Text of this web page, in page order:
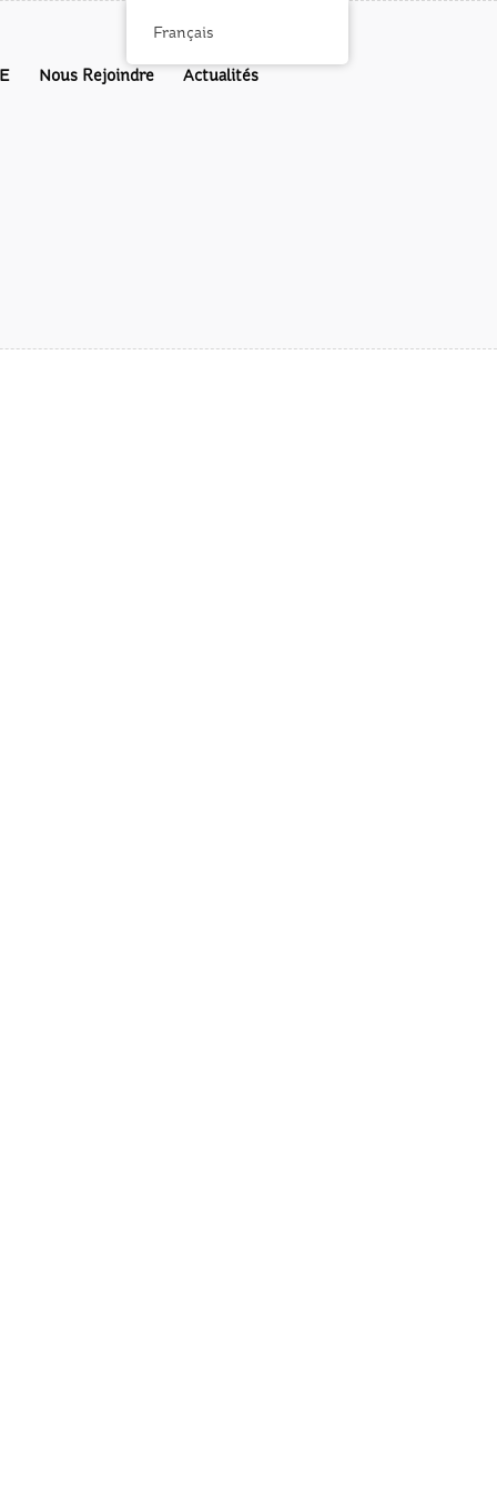
Nous Rejoindre Actualités
Français